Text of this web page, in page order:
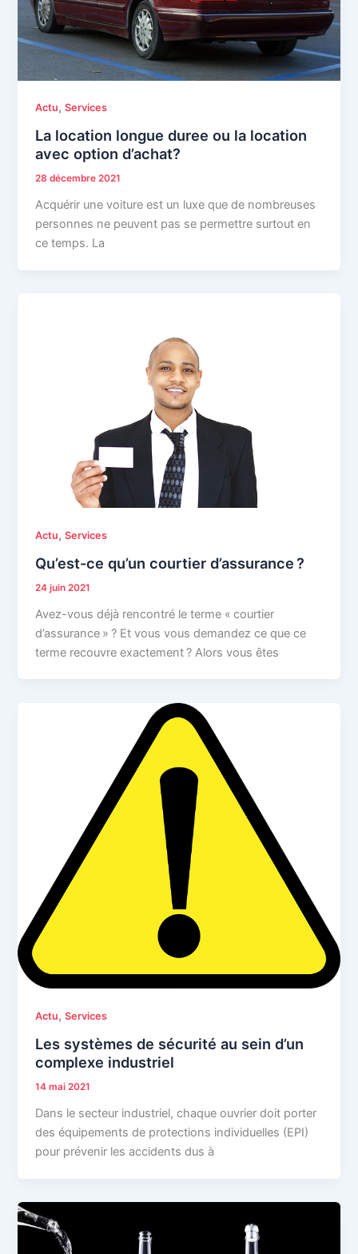
Actu,Services
La location longue duree ou la location
avec option d’achat?
28 décembre 2021
Acquérir une voiture est un luxe que de nombreuses
personnes ne peuvent pas se permettre surtout en
ce temps. La
Actu,Services
Qu’est-ce qu’un courtier d’assurance ?
24 juin 2021
Avez-vous déjà rencontré le terme « courtier
d’assurance » ? Et vous vous demandez ce que ce
terme recouvre exactement ? Alors vous êtes
Actu,Services
Les systèmes de sécurité au sein d’un
complexe industriel
14 mai 2021
Dans le secteur industriel, chaque ouvrier doit porter
des équipements de protections individuelles (EPI)
pour prévenir les accidents dus à